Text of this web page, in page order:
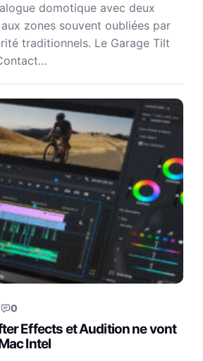
domotique avec deux
zones souvent oubliées par
traditionnels. Le Garage Tilt
0
Effects et Audition ne vont
Intel